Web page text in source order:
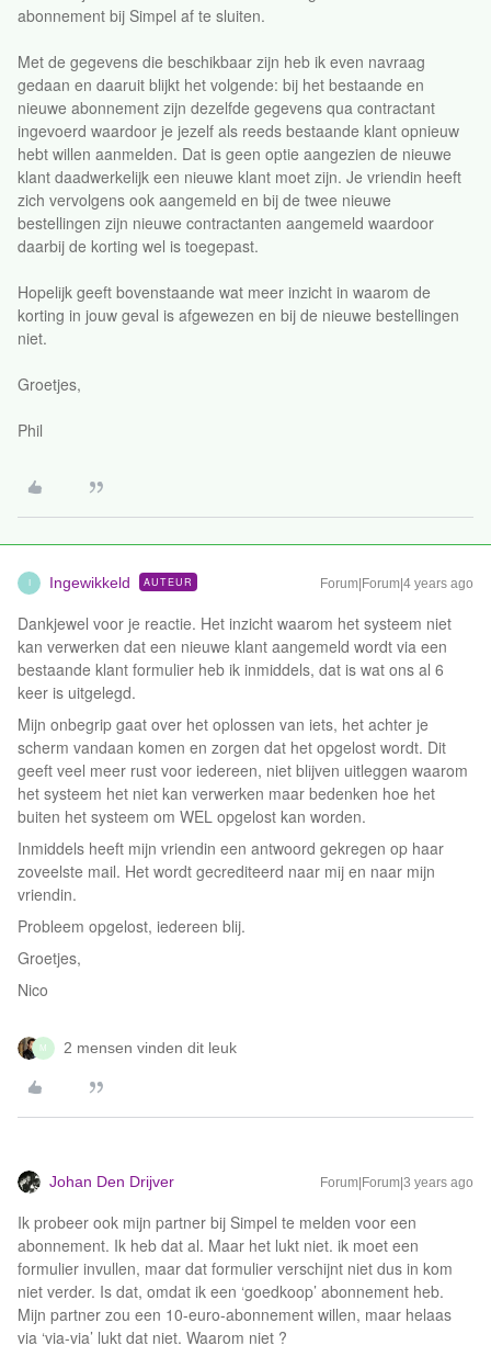
abonnement bij Simpel af te sluiten.
Met de gegevens die beschikbaar zijn heb ik even navraag
gedaan en daaruit blijkt het volgende: bij het bestaande en
nieuwe abonnement zijn dezelfde gegevens qua contractant
ingevoerd waardoor je jezelf als reeds bestaande klant opnieuw
hebt willen aanmelden. Dat is geen optie aangezien de nieuwe
klant daadwerkelijk een nieuwe klant moet zijn. Je vriendin heeft
zich vervolgens ook aangemeld en bij de twee nieuwe
bestellingen zijn nieuwe contractanten aangemeld waardoor
daarbij de korting wel is toegepast.
Hopelijk geeft bovenstaande wat meer inzicht in waarom de
korting in jouw geval is afgewezen en bij de nieuwe bestellingen
niet.
Groetjes,
Phil
I Ingewikkeld AUTEUR Forum|Forum|4 years ago
Dankjewel voor je reactie. Het inzicht waarom het systeem niet
kan verwerken dat een nieuwe klant aangemeld wordt via een
bestaande klant formulier heb ik inmiddels, dat is wat ons al 6
keer is uitgelegd.
Mijn onbegrip gaat over het oplossen van iets, het achter je
scherm vandaan komen en zorgen dat het opgelost wordt. Dit
geeft veel meer rust voor iedereen, niet blijven uitleggen waarom
het systeem het niet kan verwerken maar bedenken hoe het
buiten het systeem om WEL opgelost kan worden.
Inmiddels heeft mijn vriendin een antwoord gekregen op haar
zoveelste mail. Het wordt gecrediteerd naar mij en naar mijn
vriendin.
Probleem opgelost, iedereen blij.
Groetjes,
Nico
M 2 mensen vinden dit leuk
Johan Den Drijver Forum|Forum|3 years ago
Ik probeer ook mijn partner bij Simpel te melden voor een
abonnement. Ik heb dat al. Maar het lukt niet. ik moet een
formulier invullen, maar dat formulier verschijnt niet dus in kom
niet verder. Is dat, omdat ik een ‘goedkoop’ abonnement heb.
Mijn partner zou een 10-euro-abonnement willen, maar helaas
via ‘via-via’ lukt dat niet. Waarom niet ?